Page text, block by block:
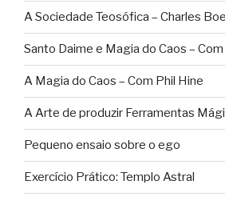
A Sociedade Teosófica – Charles
Santo Daime e Magia do Caos –
A Magia do Caos – Com Phil Hine
A Arte de produzir Ferramentas
Pequeno ensaio sobre o ego
Exercício Prático: Templo Astral